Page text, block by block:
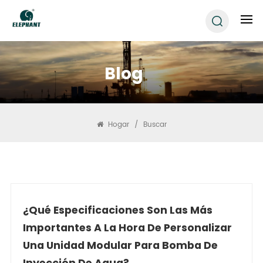
Blog
Hogar / Buscar
¿Qué Especificaciones Son Las Más
Importantes A La Hora De Personalizar
Una Unidad Modular Para Bomba De